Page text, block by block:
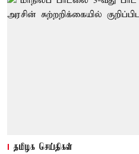
தமிழக செய்திகள்